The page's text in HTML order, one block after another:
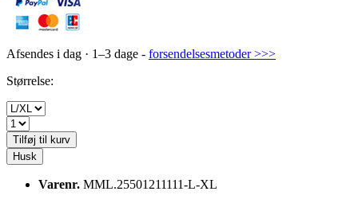
Afsendes i dag · 1–3 dage - forsendelsesmetoder >>>
Størrelse:
Tilføj til kurv
Husk
Varenr. MML.25501211111-L-XL